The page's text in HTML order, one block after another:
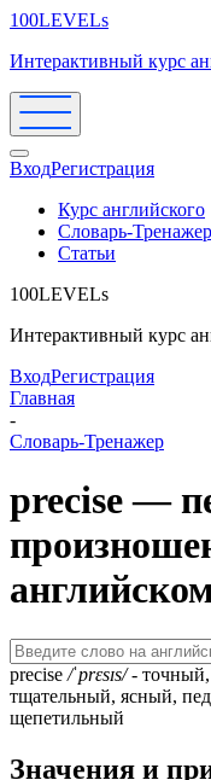
100LEVELs
Интерактивный курс
ВходРегистрация
Курс английского
Словарь-Тренажер
Статьи
100LEVELs
Интерактивный курс
ВходРегистрация
Главная
-
Словарь-Тренажер
precise —
precise /ˈprɛsɪs/- точный,
тщательный, ясный,
щепетильный
Значения и